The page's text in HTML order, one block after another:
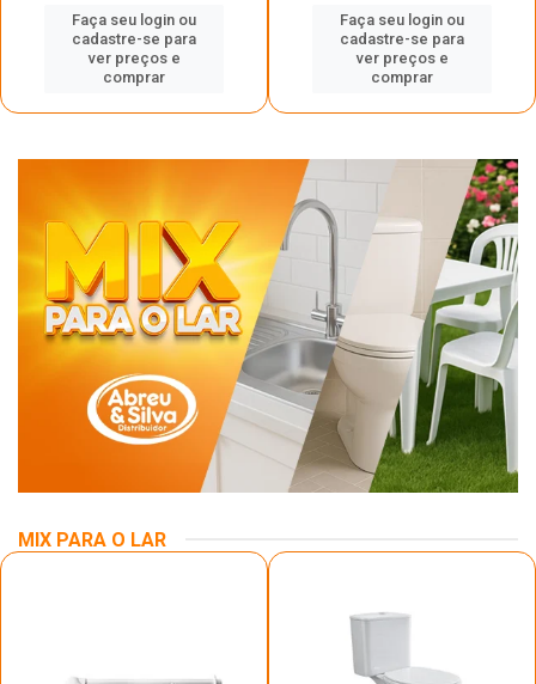
Faça seu login ou
cadastre-se para
ver preços e
comprar
Faça seu login ou
cadastre-se para
ver preços e
comprar
MIX PARA O LAR